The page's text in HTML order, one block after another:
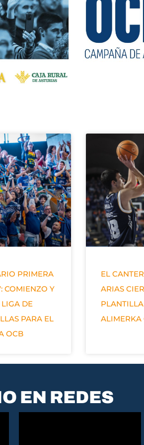
PRIMERA
COMIENZO Y
DE
PARA EL
OCB
EL
ARIAS
ALIMERKA
EN REDES